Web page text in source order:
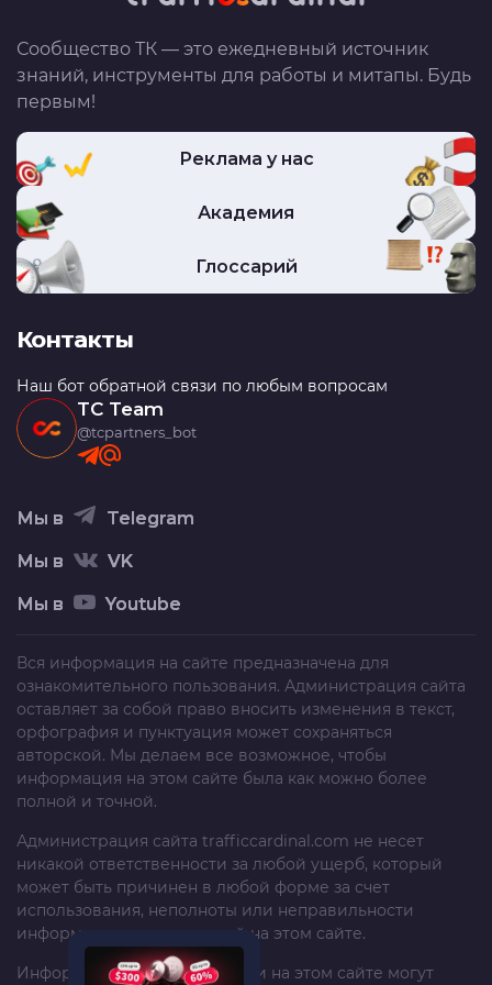
Сообщество ТК — это ежедневный источник
знаний, инструменты для работы и митапы. Будь
первым!
Реклама у нас
Академия
Глоссарий
Контакты
Наш бот обратной связи по любым вопросам
TC Team
@tcpartners_bot
Мы в Telegram
Мы в VK
Мы в Youtube
Вся информация на сайте предназначена для
ознакомительного пользования. Администрация сайта
оставляет за собой право вносить изменения в текст,
орфография и пунктуация может сохраняться
авторской. Мы делаем все возможное, чтобы
информация на этом сайте была как можно более
полной и точной.
Администрация сайта trafficcardinal.com не несет
никакой ответственности за любой ущерб, который
может быть причинен в любой форме за счет
использования, неполноты или неправильности
информации, размещенной на этом сайте.
Информация и рекомендации на этом сайте могут